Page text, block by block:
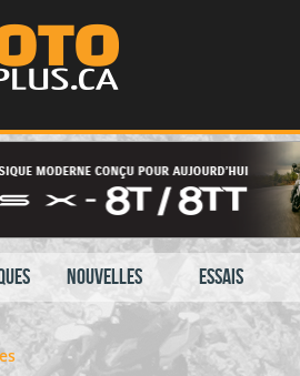
Nouvelles Essais